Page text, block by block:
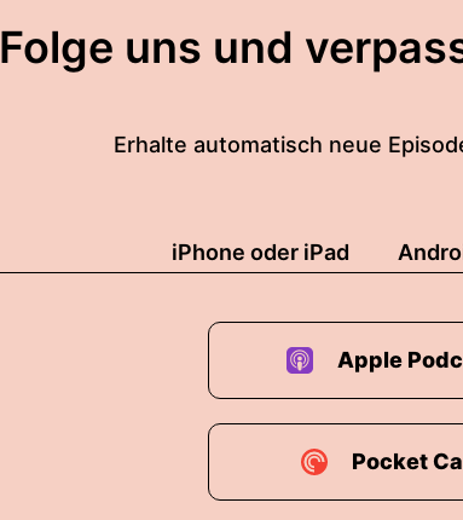
Folge uns und
Erhalte automatisch neue
iPhone oder iPad
Apple
Pocket